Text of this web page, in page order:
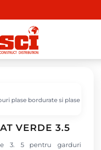
plase bordurate si plase gard
VERDE 3.5
3. 5 pentru garduri